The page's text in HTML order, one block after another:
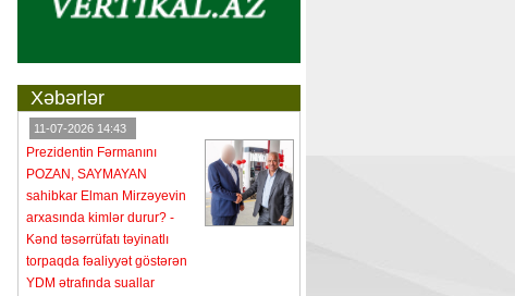
Xəbərlər
11-07-2026 14:43
Prezidentin Fərmanını
POZAN, SAYMAYAN
sahibkar Elman Mirzəyevin
arxasında kimlər durur? -
Kənd təsərrüfatı təyinatlı
torpaqda fəaliyyət göstərən
YDM ətrafında suallar